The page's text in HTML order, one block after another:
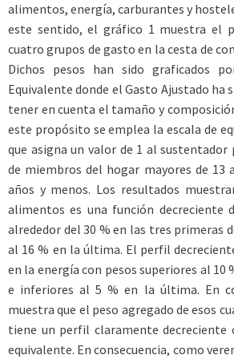
alimentos, energía, carburantes y
este sentido, el gráfico 1 muestra el
cuatro grupos de gasto en la cesta de
Dichos pesos han sido graficados
Equivalente donde el Gasto Ajustado ha
tener en cuenta el tamaño y
este propósito se emplea la escala de
que asigna un valor de 1 al
de miembros del hogar mayores de 13
años y menos. Los resultados
alimentos es una función decreciente
alrededor del 30 % en las tres primeras
al 16 % en la última. El perfil
en la energía con pesos superiores al 10
e inferiores al 5 % en la última. En
muestra que el peso agregado de esos
tiene un perfil claramente decreciente
equivalente. En consecuencia, como